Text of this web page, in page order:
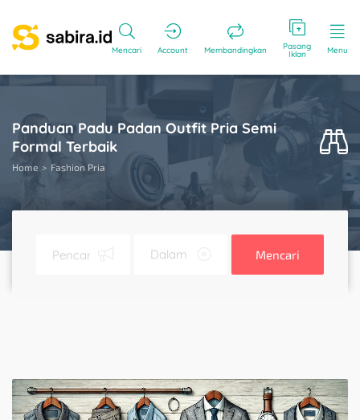
Mencari Account Membandingkan Pasang
Iklan Menu
Panduan Padu Padan Outfit Pria Semi
Formal Terbaik
Home Fashion Pria
Mencari